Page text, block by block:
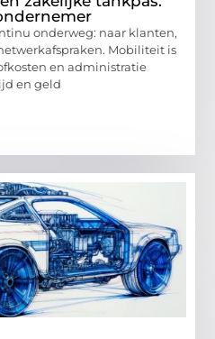
onderweg: naar klanten,
Mobiliteit is
en administratie
en geld